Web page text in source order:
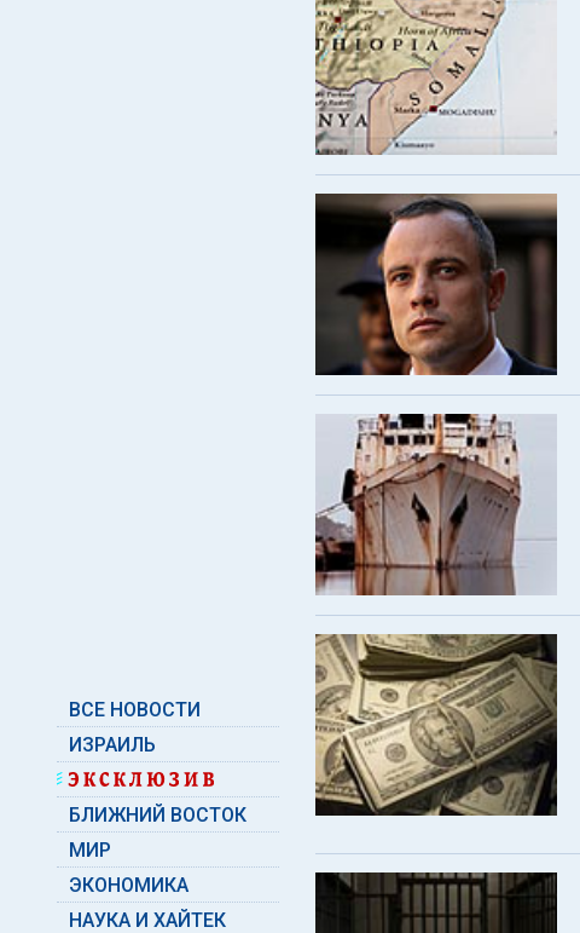
ВСЕ НОВОСТИ
ИЗРАИЛЬ
БЛИЖНИЙ ВОСТОК
МИР
ЭКОНОМИКА
НАУКА И ХАЙТЕК